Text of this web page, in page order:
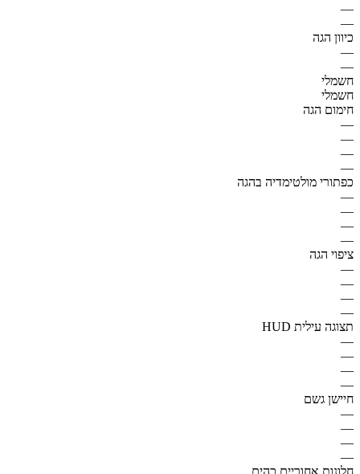
—
—
כיוון הגה
—
—
חשמלי
חשמלי
חימום הגה
—
—
—
—
כפתורי מולטימדיה בהגה
—
—
—
—
ציפוי הגה
—
—
—
—
תצוגה עילית HUD
—
—
—
—
חיישן גשם
—
—
—
—
חלונות אחוריים כהים